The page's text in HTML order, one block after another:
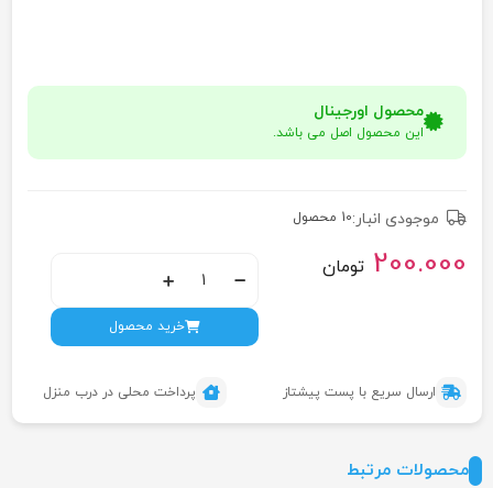
محصول اورجینال
این محصول اصل می باشد.
موجودی انبار:10 محصول
تومان200.000
خرید محصول
ارسال سریع با پست پیشتاز پرداخت محلی در درب منزل
محصولات مرتبط